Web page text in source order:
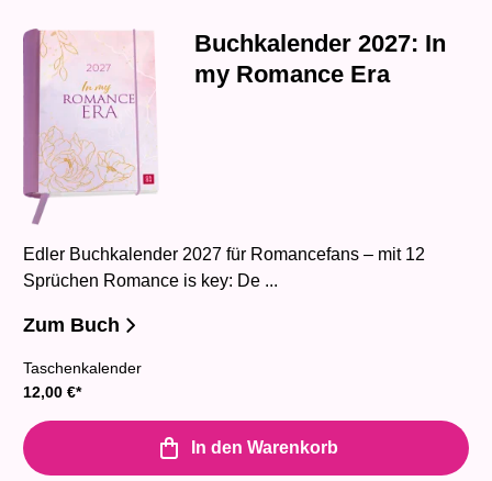
Buchkalender 2027: In
my Romance Era
Edler Buchkalender 2027 für Romancefans – mit 12
Sprüchen Romance is key: De ...
Zum Buch
Taschenkalender
12,00 €*
In den Warenkorb